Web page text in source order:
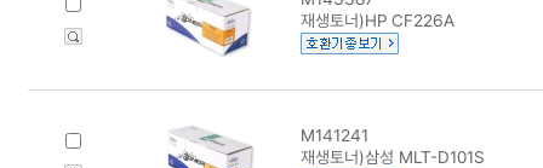
재생토너)HP CF226A
M141241
재생토너)삼성 MLT-D101S